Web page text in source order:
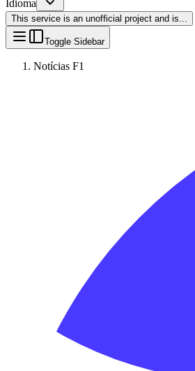
Idioma
This service is an unofficial project and is...
Toggle Sidebar
Notícias F1